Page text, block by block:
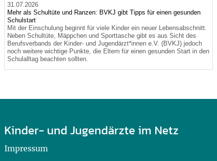
31.07.2026
Mehr als Schultüte und Ranzen: BVKJ gibt Tipps für einen gesunden
Schulstart
Mit der Einschulung beginnt für viele Kinder ein neuer Lebensabschnitt.
Neben Schultüte, Mäppchen und Sporttasche gibt es aus Sicht des
Berufsverbands der Kinder- und Jugendärzt*innen e.V. (BVKJ) jedoch
noch weitere wichtige Punkte, die Eltern für einen gesunden Start in den
Schulalltag beachten sollten.
Kinder- und Jugendärzte im Netz
Impressum